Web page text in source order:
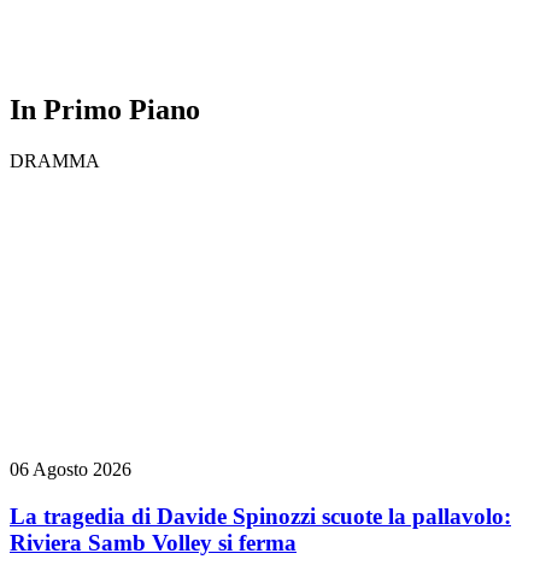
In Primo Piano
DRAMMA
06 Agosto 2026
La tragedia di Davide Spinozzi scuote la pallavolo:
Riviera Samb Volley si ferma